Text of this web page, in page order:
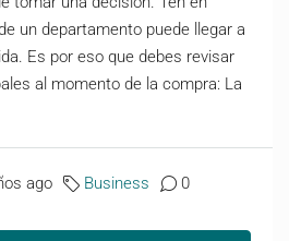
un departamento puede llegar a
Es por eso que debes revisar
al momento de la compra: La
ago Business 0